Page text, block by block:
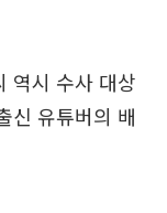
역시 수사 대상
신 유튜버의 배